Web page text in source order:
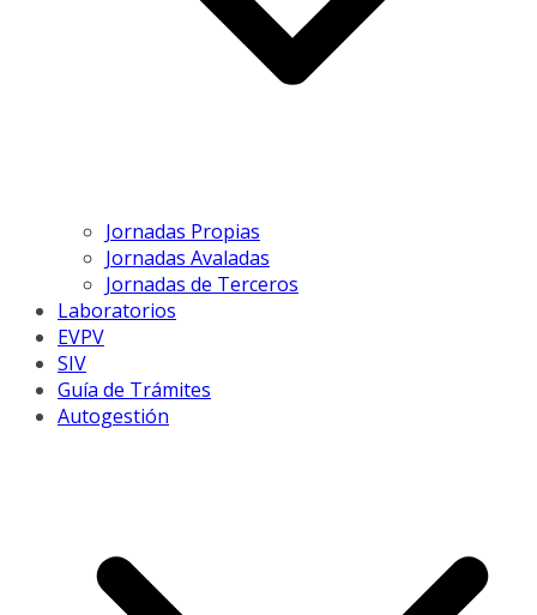
Jornadas Propias
Jornadas Avaladas
Jornadas de Terceros
Laboratorios
EVPV
SIV
Guía de Trámites
Autogestión